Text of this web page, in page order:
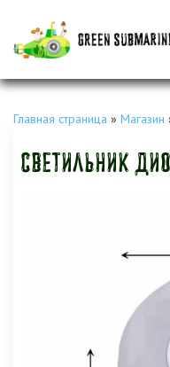
Главная страница » Магазин
Светильник